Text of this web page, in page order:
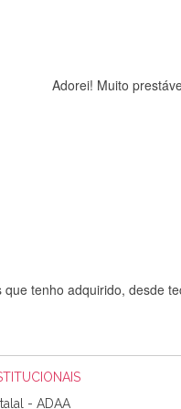
Adorei! Muito
tenho adquirido, desde
- ADAA